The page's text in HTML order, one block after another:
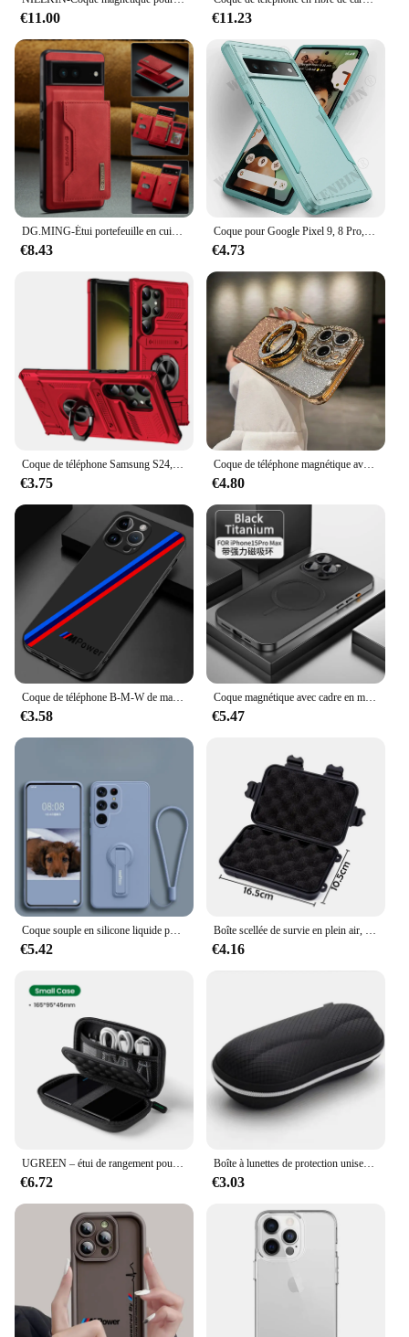
€11.00 €11.23
DG.MING-Étui portefeuille en cuir pour Google Pixel 9 Pro XL, 8, 7, 6 Pro, protection arrière magnétique
€8.43
Coque pour Google Pixel 9, 8 Pro, 7 Pro, 7A, coque rigide, mince, anti-chute, robuste, premium, antichoc, housse de protection
€4.73
Coque de téléphone Samsung S24, S23 Ultra Plus, FE, A14, A15, 25, 35, 55, étui portefeuille avec anneau rotatif magnétique
€3.75
Coque de téléphone magnétique avec support Magsafe, placage de luxe, coque de téléphone à paillettes pour iPhone 11, 12, 13, 14, 15, 16 Pro Max, protecteur de pare-chocs sur 15 Plus
€4.80
Coque de téléphone B-M-W de marque de voiture de sport pour Apple iPhone 15 16 Pro XS Max 13 14 Plus Poly SE 7 8 12 11 Pro plus 256
€3.58
Coque magnétique avec cadre en métal en aluminium pour iPhone, 13, 12, 14, 15, 16, Pro Max Plus, film d'objectif de charge sans fil Magsafe, coque arrière PC
€5.47
Coque souple en silicone liquide pour Samsung Galaxy S24 Ultra Plus S24 +, coque arrière, support de support, invite invisible
€5.42
Boîte scellée de survie en plein air, boîtes étanches antichoc, étui de survie hermétique, conteneur d'outils de pêche
€4.16
UGREEN – étui de rangement pour disque dur externe de 2.5 pouces, sacoche de voyage pour disque dur SSD Portable, pour batterie externe
€6.72
Boîte à lunettes de protection unisexe, étui rigide pour lunettes de soleil, sac à lunettes de voyage, accessoires portables noirs, boîte à fermeture éclair, nouveau
€3.03